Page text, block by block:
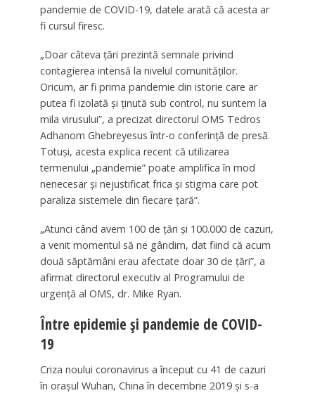
pandemie de COVID-19, datele arată că acesta ar
fi cursul firesc.
„Doar câteva ţări prezintă semnale privind
contagierea intensă la nivelul comunităţilor.
Oricum, ar fi prima pandemie din istorie care ar
putea fi izolată şi ţinută sub control, nu suntem la
mila virusului”, a precizat directorul OMS Tedros
Adhanom Ghebreyesus într-o conferinţă de presă.
Totuşi, acesta explica recent că utilizarea
termenului „pandemie” poate amplifica în mod
nenecesar şi nejustificat frica şi stigma care pot
paraliza sistemele din fiecare ţară”.
„Atunci când avem 100 de ţări şi 100.000 de cazuri,
a venit momentul să ne gândim, dat fiind că acum
două săptămâni erau afectate doar 30 de ţări”, a
afirmat directorul executiv al Programului de
urgenţă al OMS, dr. Mike Ryan.
Între epidemie şi pandemie de COVID-
19
Criza noului coronavirus a început cu 41 de cazuri
în oraşul Wuhan, China în decembrie 2019 şi s-a